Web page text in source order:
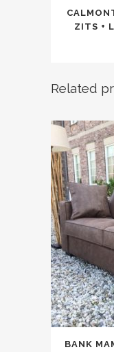
ZITS +
Related
BANK